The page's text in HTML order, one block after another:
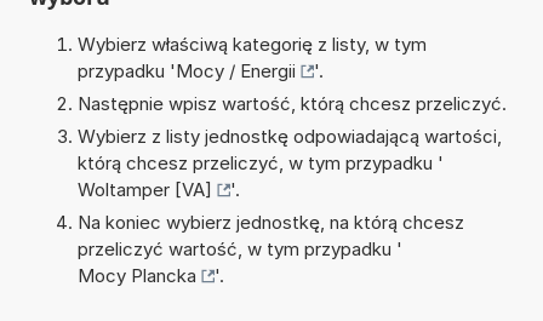
Wybierz właściwą kategorię z listy, w tym
przypadku 'Mocy / Energii
'.
Następnie wpisz wartość, którą chcesz przeliczyć.
Wybierz z listy jednostkę odpowiadającą wartości,
którą chcesz przeliczyć, w tym przypadku '
Woltamper [VA]
'.
Na koniec wybierz jednostkę, na którą chcesz
przeliczyć wartość, w tym przypadku '
Mocy Plancka
'.